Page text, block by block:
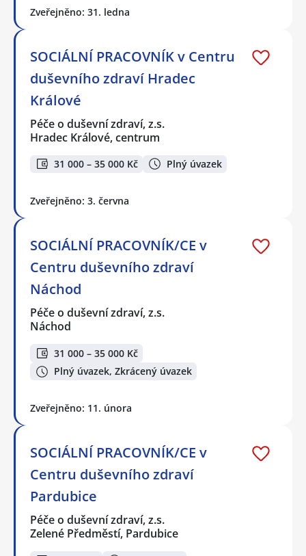
Zveřejněno: 31. ledna
SOCIÁLNÍ PRACOVNÍK v Centru
duševního zdraví Hradec
Králové
Péče o duševní zdraví, z.s.
Hradec Králové, centrum
31 000 – 35 000 Kč Plný úvazek
Zveřejněno: 3. června
SOCIÁLNÍ PRACOVNÍK/CE v
Centru duševního zdraví
Náchod
Péče o duševní zdraví, z.s.
Náchod
31 000 – 35 000 Kč
Plný úvazek, Zkrácený úvazek
Zveřejněno: 11. února
SOCIÁLNÍ PRACOVNÍK/CE v
Centru duševního zdraví
Pardubice
Péče o duševní zdraví, z.s.
Zelené Předměstí, Pardubice